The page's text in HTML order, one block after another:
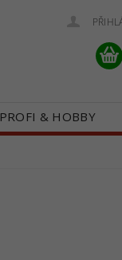
PROFI & HOBBY